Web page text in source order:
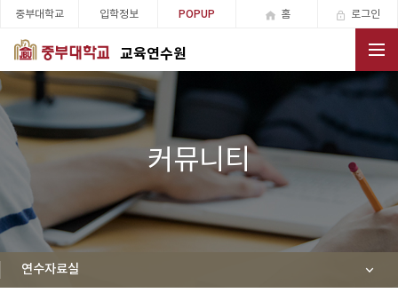
교육연수원
전체메뉴
중부대학교 입학정보 POPUP 홈 로그인
커뮤니티
연수자료실